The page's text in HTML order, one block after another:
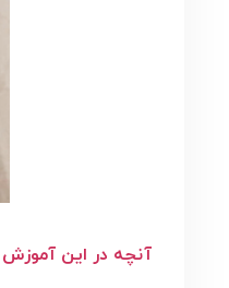
آنچه در این آموزش